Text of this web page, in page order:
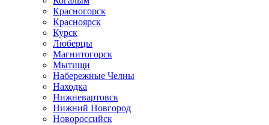
Красногорск
Красноярск
Курск
Люберцы
Магнитогорск
Мытищи
Набережные Челны
Находка
Нижневартовск
Нижний Новгород
Новороссийск